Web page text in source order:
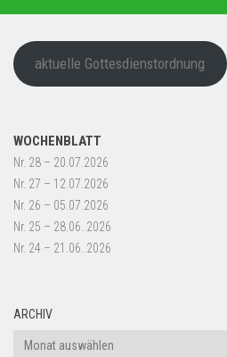
aktuelle Gottesdienstordnung
WOCHENBLATT
Nr. 28 – 20.07.2026
Nr. 27 – 12.07.2026
Nr. 26 – 05.07.2026
Nr. 25 – 28.06..2026
Nr. 24 – 21.06..2026
ARCHIV
Archiv